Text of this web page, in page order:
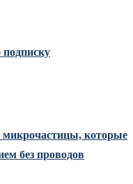
подписку
микрочастицы, которые
без проводов